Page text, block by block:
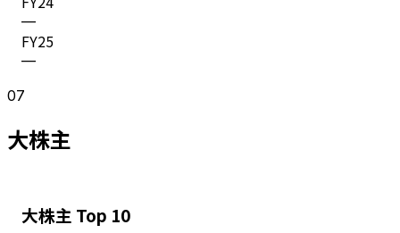
—
FY25
—
07
大株主
大株主 Top 10